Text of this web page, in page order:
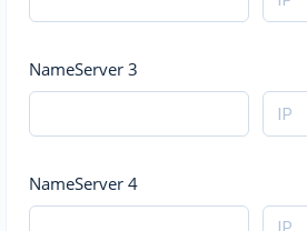
NameServer 3
NameServer 4